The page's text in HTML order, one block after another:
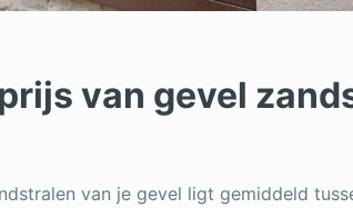
van gevel
van je gevel ligt gemiddeld